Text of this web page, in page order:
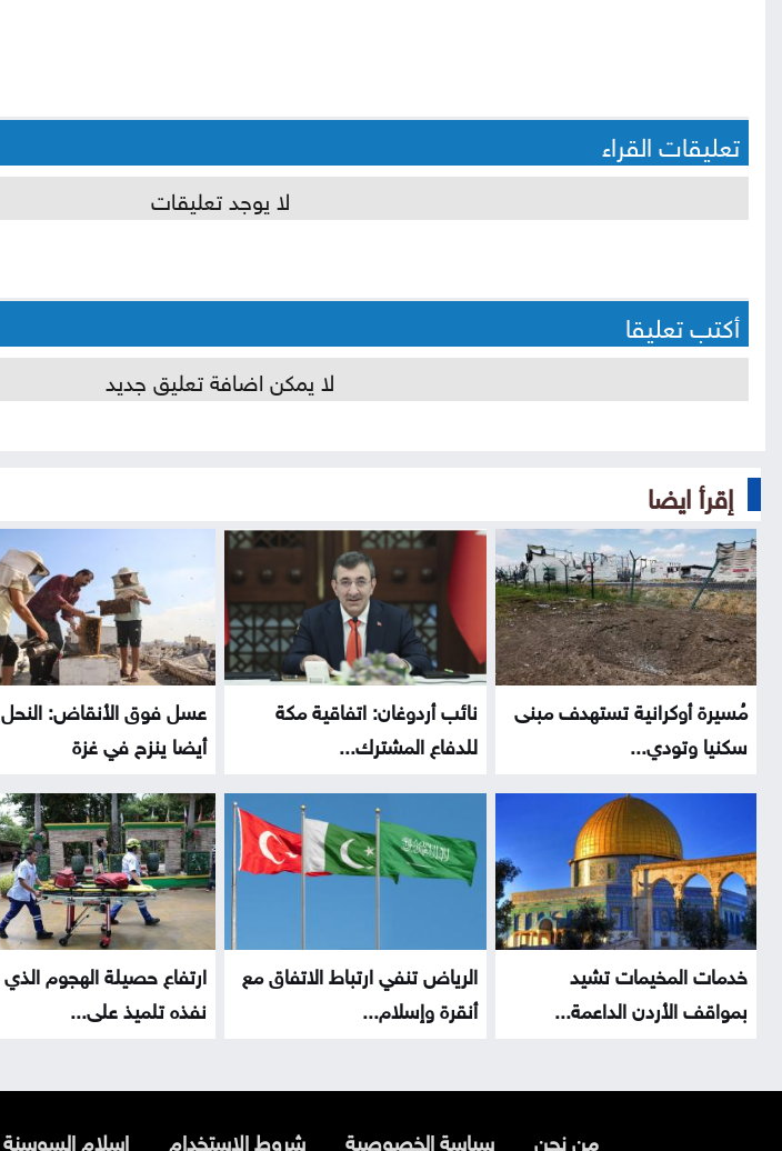
تعليقات القراء
لا يوجد تعليقات
أكتب تعليقا
لا يمكن اضافة تعليق جديد
إقرأ ايضا
مُسيرة أوكرانية تستهدف مبنى
سكنيا وتودي...
نائب أردوغان: اتفاقية مكة
للدفاع المشترك...
عسل فوق الأنقاض: النحل
أيضا ينزح في غزة
خدمات المخيمات تشيد
بمواقف الأردن الداعمة...
الرياض تنفي ارتباط الاتفاق مع
أنقرة وإسلام...
ارتفاع حصيلة الهجوم الذي
نفذه تلميذ على...
من نحن سياسة الخصوصية شروط الاستخدام اسلام السوسنة